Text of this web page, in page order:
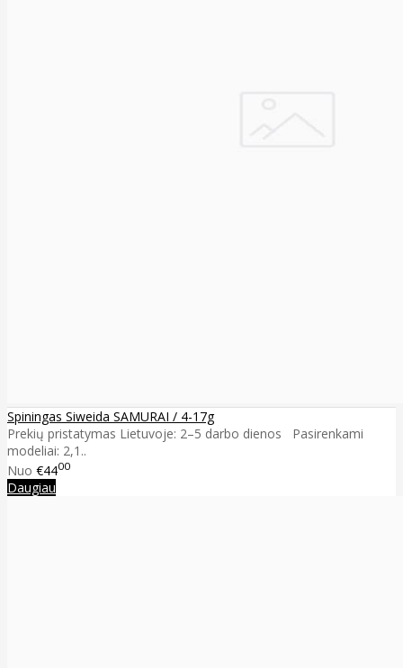
Spiningas Siweida SAMURAI / 4-17g
Prekių pristatymas Lietuvoje: 2–5 darbo dienos Pasirenkami
modeliai: 2,1..
Nuo €4400
Daugiau